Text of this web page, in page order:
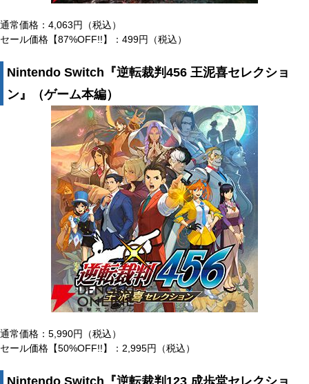
通常価格：4,063円（税込）
セール価格【87%OFF!!】：499円（税込）
Nintendo Switch『逆転裁判456 王泥喜セレクショ
ン』（ゲーム本編）
通常価格：5,990円（税込）
セール価格【50%OFF!!】：2,995円（税込）